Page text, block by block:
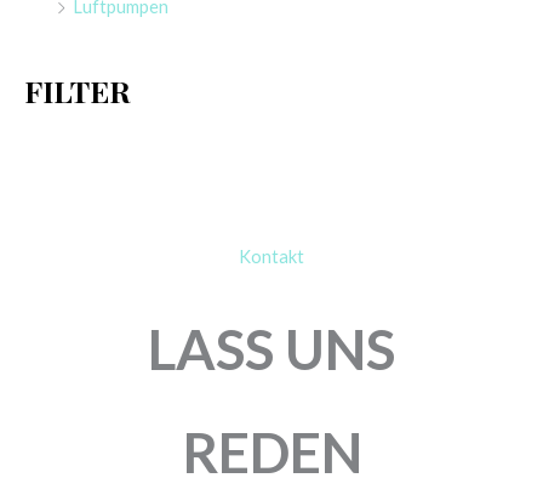
Luftpumpen
FILTER
Kontakt
LASS UNS
REDEN